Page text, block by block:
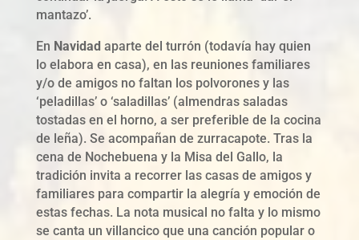
mantazo’.
En Navidad aparte del turrón (todavía hay quien
lo elabora en casa), en las reuniones familiares
y/o de amigos no faltan los polvorones y las
‘peladillas’ o ‘saladillas’ (almendras saladas
tostadas en el horno, a ser preferible de la cocina
de leña). Se acompañan de zurracapote. Tras la
cena de Nochebuena y la Misa del Gallo, la
tradición invita a recorrer las casas de amigos y
familiares para compartir la alegría y emoción de
estas fechas. La nota musical no falta y lo mismo
se canta un villancico que una canción popular o